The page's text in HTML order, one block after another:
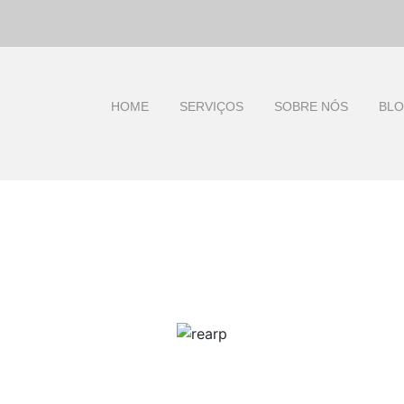
HOME SERVIÇOS SOBRE NÓS